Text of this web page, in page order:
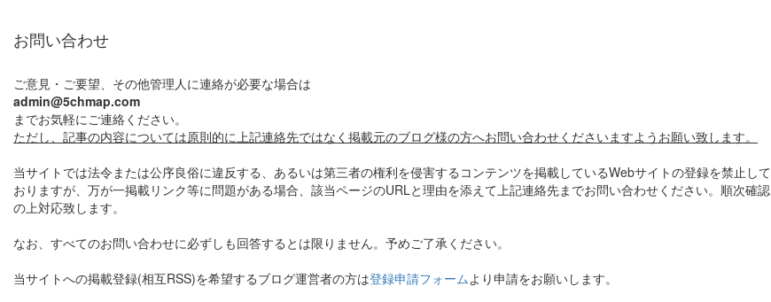
お問い合わせ
ご意見・ご要望、その他管理人に連絡が必要な場合は
admin@5chmap.com
までお気軽にご連絡ください。
ただし、記事の内容については原則的に上記連絡先ではなく掲載元のブログ様の方へお問い合わせくださいますようお願い致します。
当サイトでは法令または公序良俗に違反する、あるいは第三者の権利を侵害するコンテンツを掲載しているWebサイトの登録を禁止して
おりますが、万が一掲載リンク等に問題がある場合、該当ページのURLと理由を添えて上記連絡先までお問い合わせください。順次確認
の上対応致します。
なお、すべてのお問い合わせに必ずしも回答するとは限りません。予めご了承ください。
当サイトへの掲載登録(相互RSS)を希望するブログ運営者の方は登録申請フォーム より申請をお願いします。